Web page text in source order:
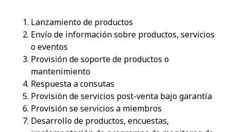
Lanzamiento de productos
Envío de información sobre productos, servicios
o eventos
Provisión de soporte de productos o
mantenimiento
Respuesta a consutas
Provisión de servicios post-venta bajo garantía
Provisión se servicios a miembros
Desarrollo de productos, encuestas,